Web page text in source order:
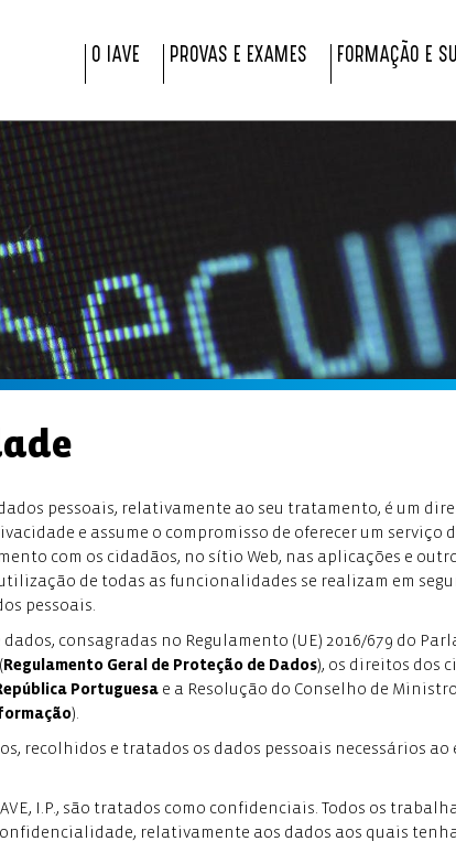
O IAVE PROVAS E EXAMES FORMAÇÃO E
pessoais, relativamente ao seu tratamento, é um
e assume o compromisso de oferecer um serviço
com os cidadãos, no sítio Web, nas aplicações e
de todas as funcionalidades se realizam em
pessoais.
dados, consagradas no Regulamento (UE) 2016/679 do
Regulamento Geral de Proteção de Dados), os direitos dos
Portuguesa e a Resolução do Conselho de
).
recolhidos e tratados os dados pessoais necessários ao
I.P., são tratados como confidenciais. Todos os
relativamente aos dados aos quais